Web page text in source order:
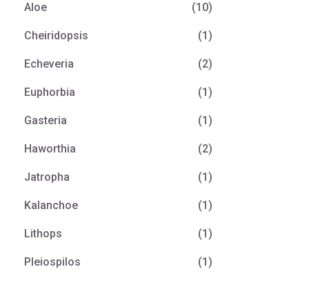
Aloe (10)
Cheiridopsis (1)
Echeveria (2)
Euphorbia (1)
Gasteria (1)
Haworthia (2)
Jatropha (1)
Kalanchoe (1)
Lithops (1)
Pleiospilos (1)